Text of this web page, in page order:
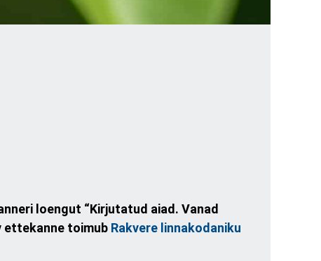
loengut “Kirjutatud aiad. Vanad
ettekanne toimub Rakvere linnakodaniku